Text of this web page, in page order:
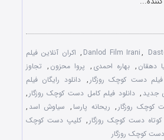
Danlod Film Irani,
, اکران آنلاین فیلم
دهقان , بهاره احمدی , پروا محزون , تجاوز
فیلم دست کوچک روزگار , دانلود رایگان فیلم
جدید , دانلود فیلم کامل دست کوچک روزگار ,
کوچک روزگار , ریحانه پارسا , سیاوش اسد ,
کوتاه دست کوچک روزگار , کلیپ دست کوچک
کوچک روزگار